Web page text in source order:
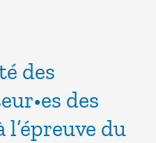
des
des
l’épreuve du